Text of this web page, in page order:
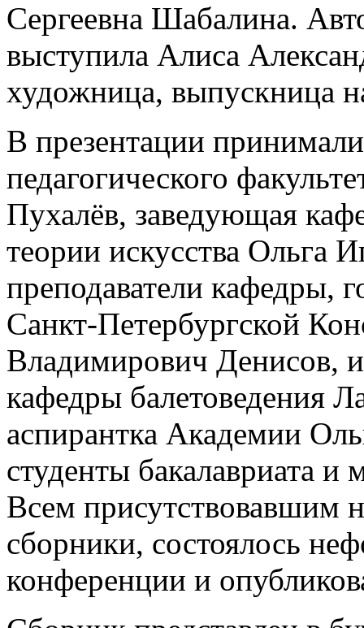
Сергеевна Шабалина.
выступила Алиса
художница, выпускница
В презентации
педагогического
Пухалёв, заведующая
теории искусства Ольга
преподаватели кафедры,
Санкт-Петербургской
Владимирович Денисов,
кафедры балетоведения
аспирантка Академии
студенты бакалавриата и
Всем присутствовавшим
сборники, состоялось
конференции и